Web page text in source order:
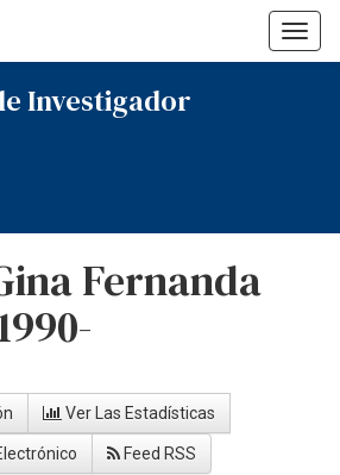
Investigador
Fernanda
Ver Las Estadísticas
Feed RSS